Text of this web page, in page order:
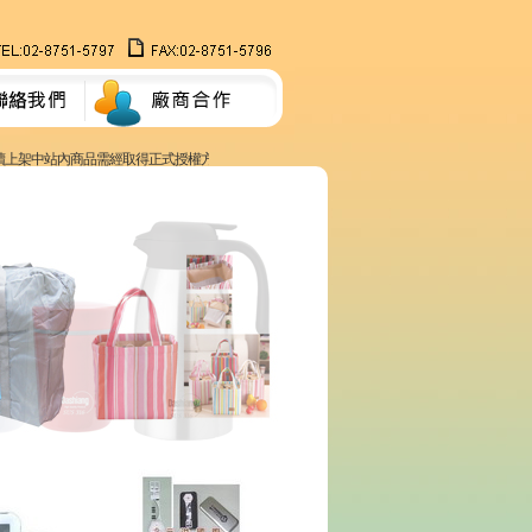
中站內商品需經取得正式授權方能製做。 電子發票上線嘍！歡迎多加利用～